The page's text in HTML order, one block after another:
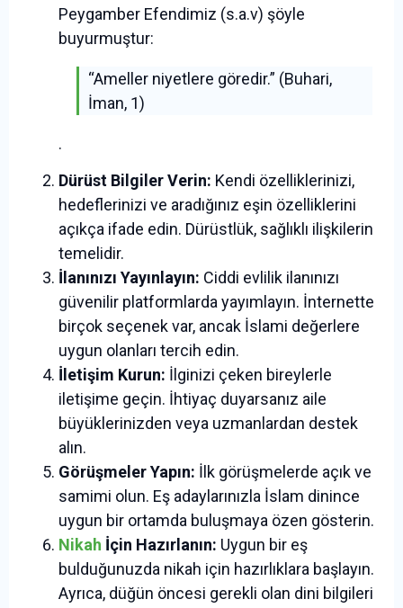
Peygamber Efendimiz (s.a.v) şöyle
buyurmuştur:
“Ameller niyetlere göredir.” (Buhari,
İman, 1)
.
Dürüst Bilgiler Verin: Kendi özelliklerinizi,
hedeflerinizi ve aradığınız eşin özelliklerini
açıkça ifade edin. Dürüstlük, sağlıklı ilişkilerin
temelidir.
İlanınızı Yayınlayın: Ciddi evlilik ilanınızı
güvenilir platformlarda yayımlayın. İnternette
birçok seçenek var, ancak İslami değerlere
uygun olanları tercih edin.
İletişim Kurun: İlginizi çeken bireylerle
iletişime geçin. İhtiyaç duyarsanız aile
büyüklerinizden veya uzmanlardan destek
alın.
Görüşmeler Yapın: İlk görüşmelerde açık ve
samimi olun. Eş adaylarınızla İslam dinince
uygun bir ortamda buluşmaya özen gösterin.
Nikah İçin Hazırlanın: Uygun bir eş
bulduğunuzda nikah için hazırlıklara başlayın.
Ayrıca, düğün öncesi gerekli olan dini bilgileri